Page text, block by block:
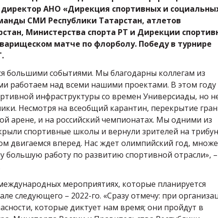
АНО «Дирекция спортивных и
СМИ Республики Татарстан, атлетов
Министерства спорта РТ и Дирекции
матче по флорболу. Победу в турнире
большими событиями. Мы благодарны коллегам из
работаем над всеми нашими проектами. В этом
инфраструктуры со времен Универсиады, но
Несмотря на всеобщий карантин, перекрытие
арене, и на российский чемпионатах. Мы одними из
спортивные школы и вернули зрителей на
двигаемся вперед. Нас ждет олимпийский год,
работу по развитию спортивной отрасли», –
мероприятиях, которые планируется
следующего – 2022-го. «Сразу отмечу: при
которые диктует нам время; они пройдут в